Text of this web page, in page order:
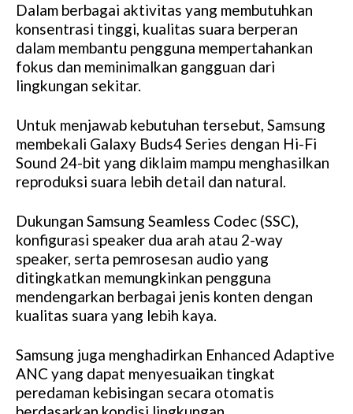
Dalam berbagai aktivitas yang membutuhkan
konsentrasi tinggi, kualitas suara berperan
dalam membantu pengguna mempertahankan
fokus dan meminimalkan gangguan dari
lingkungan sekitar.
Untuk menjawab kebutuhan tersebut, Samsung
membekali Galaxy Buds4 Series dengan Hi-Fi
Sound 24-bit yang diklaim mampu menghasilkan
reproduksi suara lebih detail dan natural.
Dukungan Samsung Seamless Codec (SSC),
konfigurasi speaker dua arah atau 2-way
speaker, serta pemrosesan audio yang
ditingkatkan memungkinkan pengguna
mendengarkan berbagai jenis konten dengan
kualitas suara yang lebih kaya.
Samsung juga menghadirkan Enhanced Adaptive
ANC yang dapat menyesuaikan tingkat
peredaman kebisingan secara otomatis